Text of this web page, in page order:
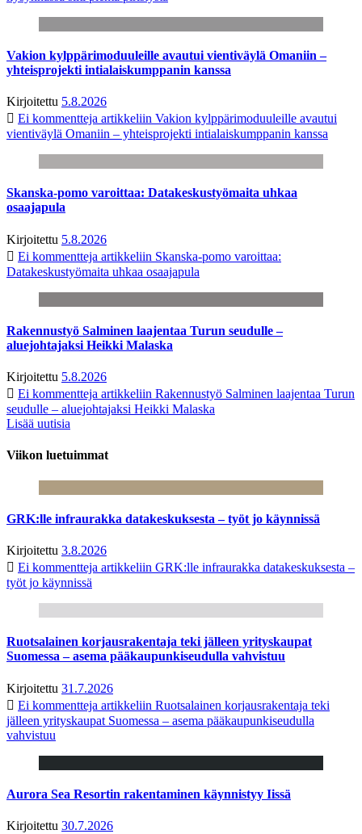
Vakion kylppärimoduuleille avautui vientiväylä Omaniin –
yhteisprojekti intialaiskumppanin kanssa
Kirjoitettu 5.8.2026
Ei kommentteja artikkeliin Vakion kylppärimoduuleille avautui
vientiväylä Omaniin – yhteisprojekti intialaiskumppanin kanssa
Skanska-pomo varoittaa: Datakeskustyömaita uhkaa
osaajapula
Kirjoitettu 5.8.2026
Ei kommentteja artikkeliin Skanska-pomo varoittaa:
Datakeskustyömaita uhkaa osaajapula
Rakennustyö Salminen laajentaa Turun seudulle –
aluejohtajaksi Heikki Malaska
Kirjoitettu 5.8.2026
Ei kommentteja artikkeliin Rakennustyö Salminen laajentaa Turun
seudulle – aluejohtajaksi Heikki Malaska
Lisää uutisia
Viikon luetuimmat
GRK:lle infraurakka datakeskuksesta – työt jo käynnissä
Kirjoitettu 3.8.2026
Ei kommentteja artikkeliin GRK:lle infraurakka datakeskuksesta –
työt jo käynnissä
Ruotsalainen korjausrakentaja teki jälleen yrityskaupat
Suomessa – asema pääkaupunkiseudulla vahvistuu
Kirjoitettu 31.7.2026
Ei kommentteja artikkeliin Ruotsalainen korjausrakentaja teki
jälleen yrityskaupat Suomessa – asema pääkaupunkiseudulla
vahvistuu
Aurora Sea Resortin rakentaminen käynnistyy Iissä
Kirjoitettu 30.7.2026